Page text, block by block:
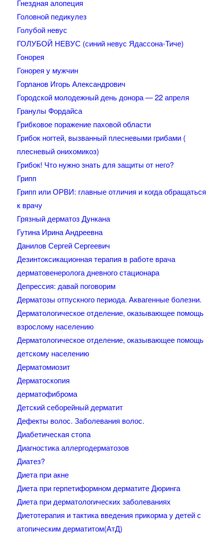
Гнездная алопеция
Головной педикулез
Голубой невус
ГОЛУБОЙ НЕВУС (синий невус Ядассона-Тиче)
Гонорея
Гонорея у мужчин
Горланов Игорь Александрович
Городской молодежный день донора — 22 апреля
Гранулы Фордайса
Грибковое поражение паховой области
Грибок ногтей, вызванный плесневыми грибами (
плесневый онихомикоз)
Грибок! Что нужно знать для защиты от него?
Грипп
Грипп или ОРВИ: главные отличия и когда обращаться
к врачу
Грязный дерматоз Дункана
Гутина Ирина Андреевна
Данилов Сергей Сергеевич
Дезинтоксикационная терапия в работе врача
дерматовенеролога дневного стационара
Депрессия: давай поговорим
Дерматозы отпускного периода. Аквагенные болезни.
Дерматологическое отделение, оказывающее помощь
взрослому населению
Дерматологическое отделение, оказывающее помощь
детскому населению
Дерматомиозит
Дерматоскопия
дерматофиброма
Детский себорейный дерматит
Дефекты волос. Заболевания волос.
Диабетическая стопа
Диагностика аллергодерматозов
Диатез?
Диета при акне
Диета при герпетиформном дерматите Дюринга
Диета при дерматологических заболеваниях
Диетотерапия и тактика введения прикорма у детей с
атопическим дерматитом(АтД)